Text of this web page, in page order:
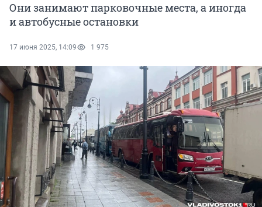
Они занимают парковочные места, а иногда
и автобусные остановки
17 июня 2025, 14:09 1 975